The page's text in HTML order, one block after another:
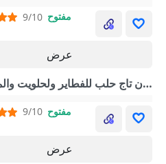
9/10 مفتوح
عرض
فرن تاج حلب للفطاير ولحلويت والمعجنات
9/10 مفتوح
عرض